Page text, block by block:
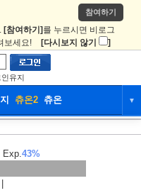
참여하기
[참여하기] 를 누르시면 비로그
보세요! [다시보지 않기 ]
인유지
츄온2 츄온 ▼
츄온2
Exp.43%